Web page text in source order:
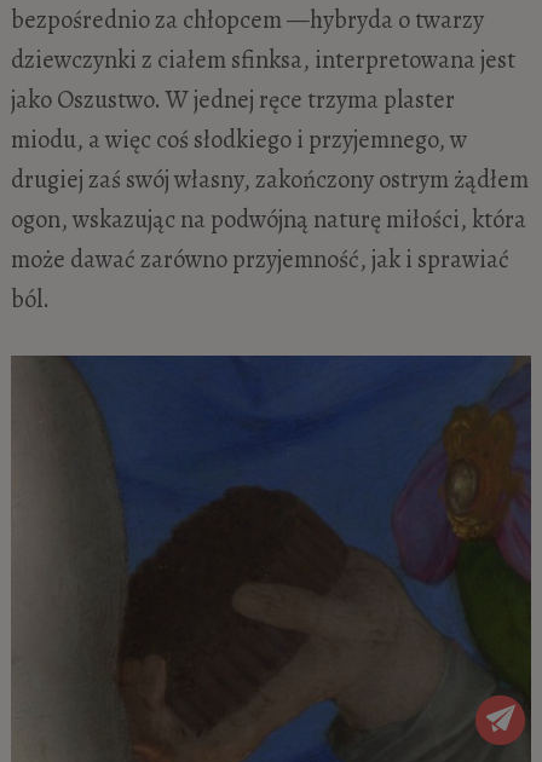
bezpośrednio za chłopcem —hybryda o twarzy
dziewczynki z ciałem sfinksa, interpretowana jest
jako Oszustwo. W jednej ręce trzyma plaster
miodu, a więc coś słodkiego i przyjemnego, w
drugiej zaś swój własny, zakończony ostrym żądłem
ogon, wskazując na podwójną naturę miłości, która
może dawać zarówno przyjemność, jak i sprawiać
ból.